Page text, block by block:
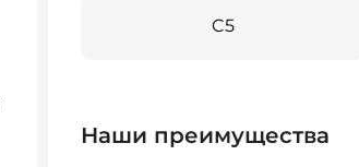
C5
Наши преимущества